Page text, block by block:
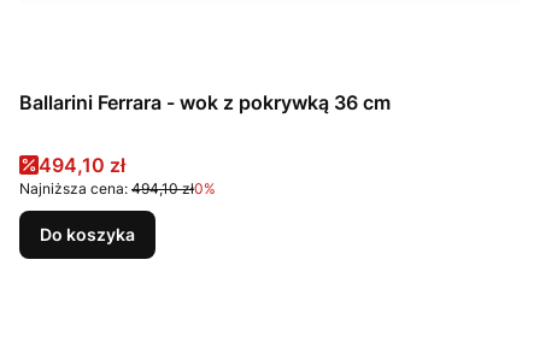
Ballarini Ferrara - wok z pokrywką 36 cm
Cena promocyjna
494,10 zł
Najniższa cena: 494,10 zł0%
Do koszyka